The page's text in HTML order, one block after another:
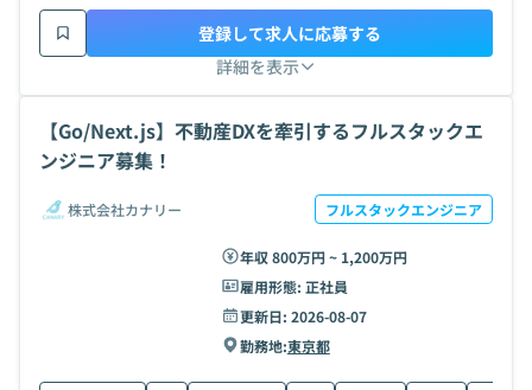
詳細を表示
登録して求人に応募する
【Go/Next.js】不動産DXを牽引するフルスタックエ
ンジニア募集！
株式会社カナリー フルスタックエンジニア
年収 800万円 ~ 1,200万円
雇用形態: 正社員
更新日: 2026-08-07
勤務地:東京都